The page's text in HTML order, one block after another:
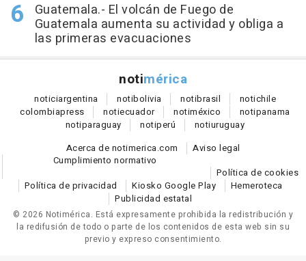
Guatemala.- El volcán de Fuego de
Guatemala aumenta su actividad y obliga a
las primeras evacuaciones
notimérica
noticiargentina notibolivia notibrasil notichile
colombiapress notiecuador notiméxico notipanama
notiparaguay notiperú notiuruguay
Acerca de notimerica.com
Aviso legal
Cumplimiento normativo
Política de cookies
Política de privacidad
Kiosko Google Play
Hemeroteca
Publicidad estatal
© 2026 Notimérica. Está expresamente prohibida la redistribución y
la redifusión de todo o parte de los contenidos de esta web sin su
previo y expreso consentimiento.